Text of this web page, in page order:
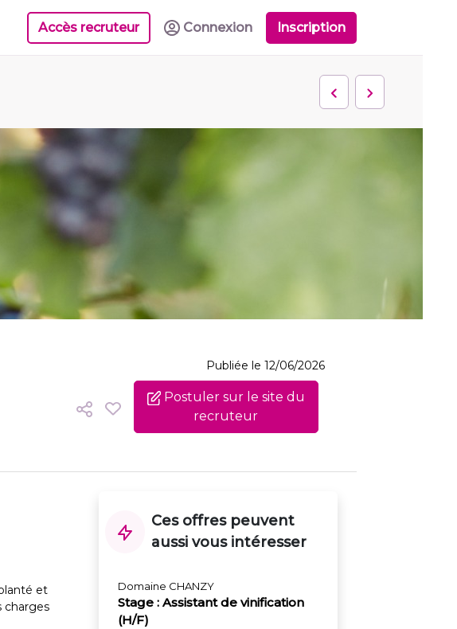
Accès recruteur Connexion Inscription
Publiée le 12/06/2026
Postuler sur le site du
recruteur
et
charges
Ces offres peuvent
aussi vous intéresser
Domaine CHANZY
Stage : Assistant de vinification
(H/F)